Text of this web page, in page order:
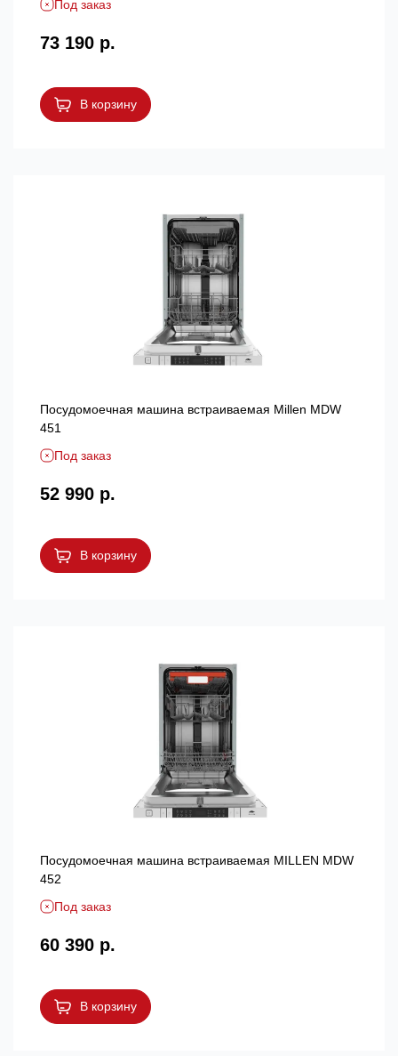
Под заказ
73 190 р.
В корзину
Посудомоечная машина встраиваемая Millen MDW
451
Под заказ
52 990 р.
В корзину
Посудомоечная машина встраиваемая MILLEN MDW
452
Под заказ
60 390 р.
В корзину